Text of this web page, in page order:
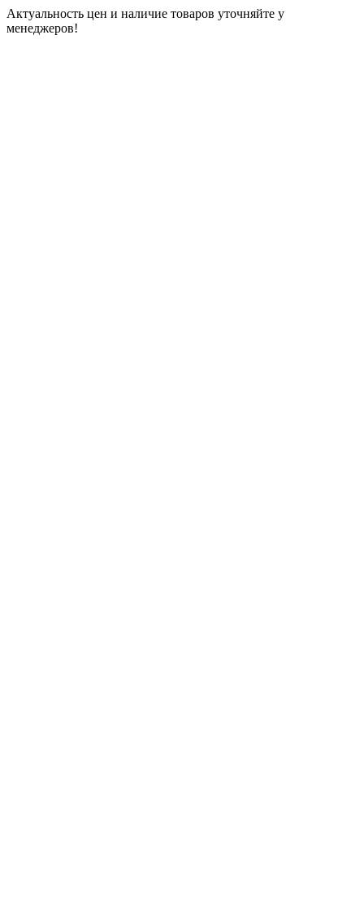
Актуальность цен и наличие товаров уточняйте у
менеджеров!